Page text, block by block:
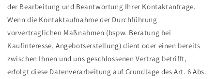
der Bearbeitung und Beantwortung Ihrer Kontaktanfrage.
Wenn die Kontaktaufnahme der Durchführung
vorvertraglichen Maßnahmen (bspw. Beratung bei
Kaufinteresse, Angebotserstellung) dient oder einen bereits
zwischen Ihnen und uns geschlossenen Vertrag betrifft,
erfolgt diese Datenverarbeitung auf Grundlage des Art. 6 Abs.